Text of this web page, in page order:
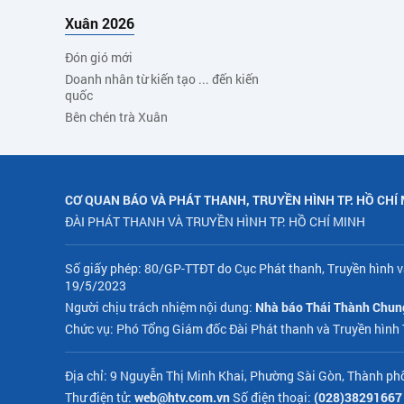
Xuân 2026
Đón gió mới
Doanh nhân từ kiến tạo ... đến kiến
quốc
Bên chén trà Xuân
CƠ QUAN BÁO VÀ PHÁT THANH, TRUYỀN HÌNH TP. HỒ CHÍ
ĐÀI PHÁT THANH VÀ TRUYỀN HÌNH TP. HỒ CHÍ MINH
Số giấy phép: 80/GP-TTĐT do Cục Phát thanh, Truyền hình
19/5/2023
Người chịu trách nhiệm nội dung: Nhà báo Thái Thành
Chức vụ: Phó Tổng Giám đốc Đài Phát thanh và Truyền
Địa chỉ: 9 Nguyễn Thị Minh Khai, Phường Sài Gòn, Thành
Thư điện tử: web@htv.com.vnSố điện thoại: (028)38291667